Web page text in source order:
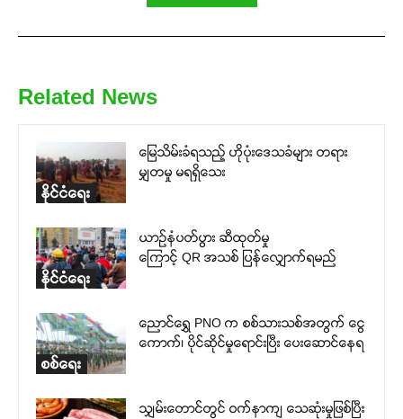
Related News
နိုင်ငံရေး
မြေသိမ်းခံရသည့် ဟိုပုံးဒေသခံများ တရား
မျှတမှု မရရှိသေး
နိုင်ငံရေး
ယာဉ်နံပတ်ပွား ဆီထုတ်မှု
ကြောင့် QR အသစ် ပြန်လျှောက်ရမည်
စစ်ရေး
ညောင်ရွှေ PNO က စစ်သားသစ်အတွက် ငွေ
ကောက်၊ ပိုင်ဆိုင်မှုရောင်းပြီး ပေးဆောင်နေရ
သျှမ်းတောင်တွင် ဝက်နာကျ သေဆုံးမှုဖြစ်ပြီး